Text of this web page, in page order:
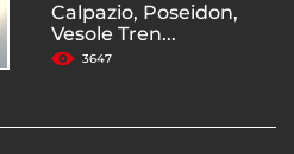
Calpazio, Poseidon,
Vesole Tren...
3647